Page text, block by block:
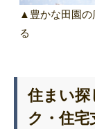
▲豊かな田園の
る
住まい探
ク・住宅